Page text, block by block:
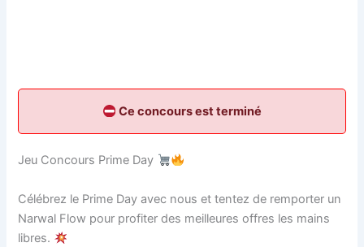
Ce concours est terminé
Jeu Concours Prime Day
Célébrez le Prime Day avec nous et tentez de remporter un
Narwal Flow pour profiter des meilleures offres les mains
libres.